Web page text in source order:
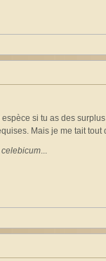
si tu as des
Mais je me tait
...